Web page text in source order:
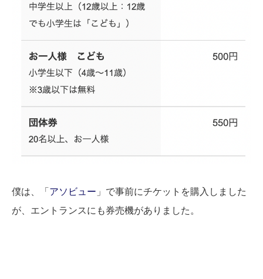
僕は、「 アソビュー 」で事前にチケットを購入しました
が、エントランスにも券売機がありました。